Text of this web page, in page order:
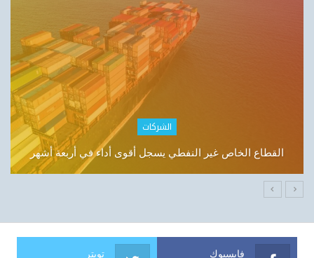
مصارف
لجنة المال تبحث مستحقات لم تصل إلى الموظفين
فايسبوك تويتر